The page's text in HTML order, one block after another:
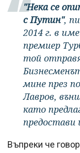
"Нека се
с Путин",
2014 г. в
премиер
той
мине през
Лавров,
като
Въпреки че